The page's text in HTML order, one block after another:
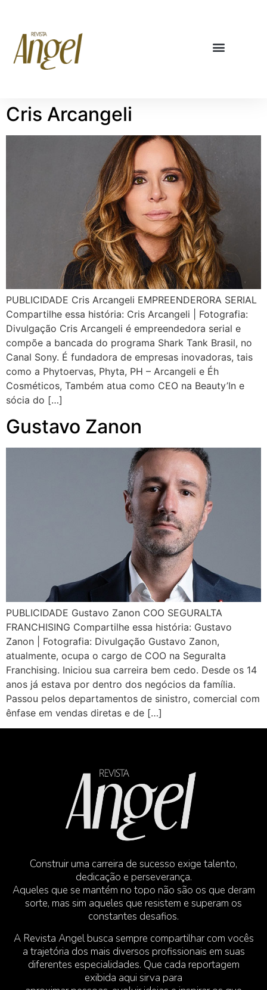
Cris Arcangeli
PUBLICIDADE Cris Arcangeli EMPREENDERORA SERIAL
Compartilhe essa história: Cris Arcangeli | Fotografia:
Divulgação Cris Arcangeli é empreendedora serial e
compõe a bancada do programa Shark Tank Brasil, no
Canal Sony. É fundadora de empresas inovadoras, tais
como a Phytoervas, Phyta, PH – Arcangeli e Éh
Cosméticos, Também atua como CEO na Beauty’In e
sócia do […]
Gustavo Zanon
PUBLICIDADE Gustavo Zanon COO SEGURALTA
FRANCHISING Compartilhe essa história: Gustavo
Zanon | Fotografia: Divulgação Gustavo Zanon,
atualmente, ocupa o cargo de COO na Seguralta
Franchising. Iniciou sua carreira bem cedo. Desde os 14
anos já estava por dentro dos negócios da família.
Passou pelos departamentos de sinistro, comercial com
ênfase em vendas diretas e de […]
Construir uma carreira de sucesso exige talento,
dedicação e perseverança.
Aqueles que se mantém no topo não são os que deram
sorte, mas sim aqueles que resistem e superam os
constantes desafios.
A Revista Angel busca sempre compartilhar com vocês
a trajetória dos mais diversos profissionais em suas
diferentes especialidades. Que cada reportagem
exibida aqui sirva para